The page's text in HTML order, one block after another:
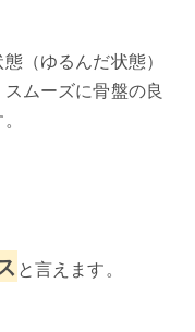
（ゆるんだ状態）
ムーズに骨盤の良
と言えます。